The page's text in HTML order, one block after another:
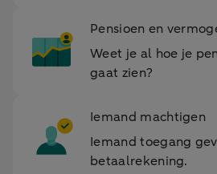
Pensioen en
Weet je al hoe je
gaat zien?
Iemand machtigen
Iemand toegang
betaalrekening.